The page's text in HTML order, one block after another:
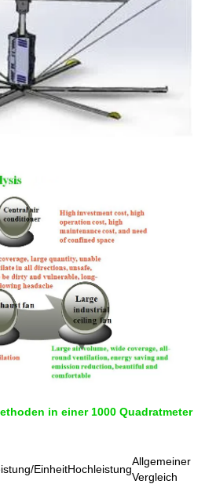
in einer 1000 Quadratmeter
EinheitHochleistung
Allgemeiner
Vergleich